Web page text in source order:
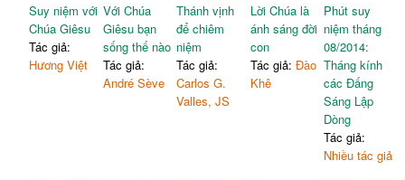
Suy niệm với
Chúa Giêsu
Tác giả:
Hương Việt
Với Chúa
Giêsu bạn
sống thế nào
Tác giả:
André Sève
Thánh vịnh
để chiêm
niệm
Tác giả:
Carlos G.
Valles, JS
Lời Chúa là
ánh sáng đời
con
Tác giả: Đào
Khê
Phút suy
niệm tháng
08/2014:
Tháng kính
các Đấng
Sáng Lập
Dòng
Tác giả:
Nhiều tác giả